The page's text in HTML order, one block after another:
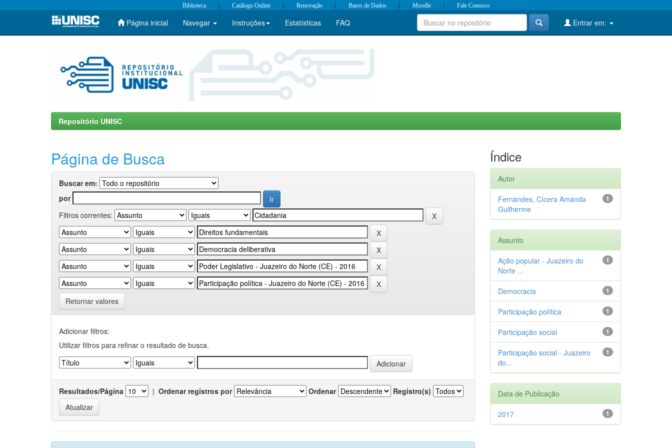
Skip
Biblioteca | Catálogo Online | Renovação | Bases de Dados | Moodle | Fale Conosco
Página inicial Navegar Instruções Estatísticas FAQ Entrar em:
Repositório UNISC
Página de Busca
Buscar em:
por
Filtros correntes:
Retornar valores
Adicionar filtros:
Utilizar filtros para refinar o resultado de busca.
Resultados/Página | Ordenar registros por Ordenar Registro(s)
Índice
Autor
1
Fernandes, Cícera Amanda
Guilherme
Assunto
1
Ação popular - Juazeiro do
Norte ...
1
Democracia
1
Participação política
1
Participação social
1
Participação social - Juazeiro
do...
Data de Publicação
1
2017